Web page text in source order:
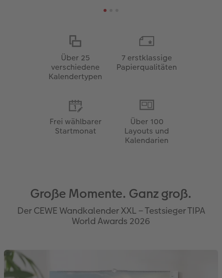
Über 25
verschiedene
Kalendertypen
7 erstklassige
Papierqualitäten
Frei wählbarer
Startmonat
Über 100
Layouts und
Kalendarien
Große Momente. Ganz groß.
Der CEWE Wandkalender XXL – Testsieger TIPA
World Awards 2026